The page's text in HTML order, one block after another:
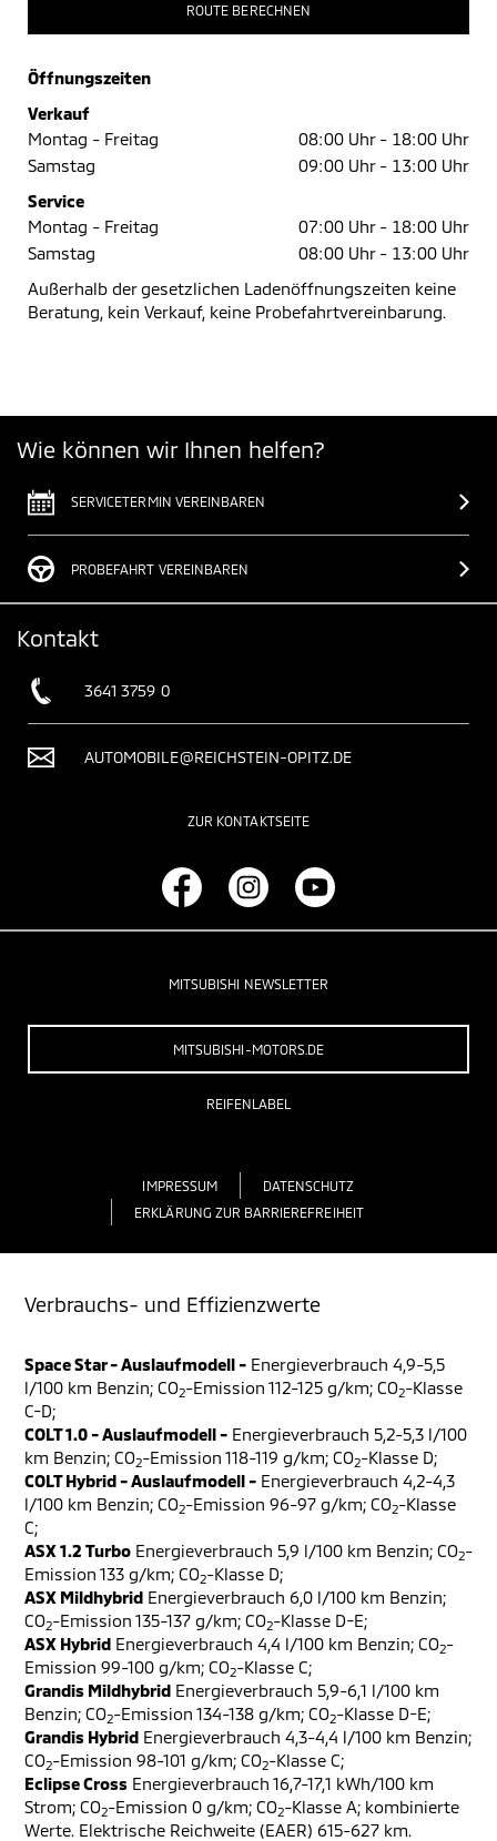
ROUTE BERECHNEN
Öffnungszeiten
Verkauf
Montag - Freitag
08:00 Uhr - 18:00 Uhr
Samstag
09:00 Uhr - 13:00 Uhr
Service
Montag - Freitag
07:00 Uhr - 18:00 Uhr
Samstag
08:00 Uhr - 13:00 Uhr
Außerhalb der gesetzlichen Ladenöffnungszeiten keine
Beratung, kein Verkauf, keine Probefahrtvereinbarung.
Wie können wir Ihnen helfen?
SERVICETERMIN VEREINBAREN
PROBEFAHRT VEREINBAREN
Kontakt
3641 3759 0
AUTOMOBILE@REICHSTEIN-OPITZ.DE
ZUR KONTAKTSEITE
MITSUBISHI NEWSLETTER
MITSUBISHI-MOTORS.DE
REIFENLABEL
IMPRESSUM
DATENSCHUTZ
ERKLÄRUNG ZUR BARRIEREFREIHEIT
Verbrauchs- und Effizienzwerte
Space Star - Auslaufmodell - Energieverbrauch 4,9-5,5
l/100 km Benzin; CO2-Emission 112-125 g/km; CO2-Klasse
C-D;
COLT 1.0 - Auslaufmodell - Energieverbrauch 5,2-5,3 l/100
km Benzin; CO2-Emission 118-119 g/km; CO2-Klasse D;
COLT Hybrid - Auslaufmodell - Energieverbrauch 4,2-4,3
l/100 km Benzin; CO2-Emission 96-97 g/km; CO2-Klasse
C;
ASX 1.2 Turbo Energieverbrauch 5,9 l/100 km Benzin; CO2-
Emission 133 g/km; CO2-Klasse D;
ASX Mildhybrid Energieverbrauch 6,0 l/100 km Benzin;
CO2-Emission 135-137 g/km; CO2-Klasse D-E;
ASX Hybrid Energieverbrauch 4,4 l/100 km Benzin; CO2-
Emission 99-100 g/km; CO2-Klasse C;
Grandis Mildhybrid Energieverbrauch 5,9-6,1 l/100 km
Benzin; CO2-Emission 134-138 g/km; CO2-Klasse D-E;
Grandis Hybrid Energieverbrauch 4,3-4,4 l/100 km Benzin;
CO2-Emission 98-101 g/km; CO2-Klasse C;
Eclipse Cross Energieverbrauch 16,7-17,1 kWh/100 km
Strom; CO2-Emission 0 g/km; CO2-Klasse A; kombinierte
Werte. Elektrische Reichweite (EAER) 615-627 km.